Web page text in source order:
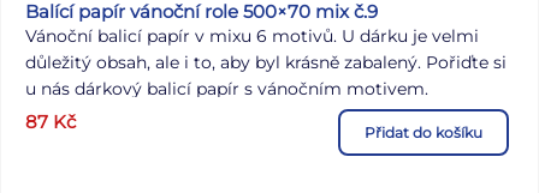
Balící papír vánoční role 500×70 mix č.9
Vánoční balicí papír v mixu 6 motivů. U dárku je velmi
důležitý obsah, ale i to, aby byl krásně zabalený. Pořiďte si
u nás dárkový balicí papír s vánočním motivem.
Nezapomeňte si koupit i pěknou stužku a jmenovky na
dárek. Balení: 50 ks Gramáž: 70 g Vzor: různé vánoční
87 Kč Přidat do košíku